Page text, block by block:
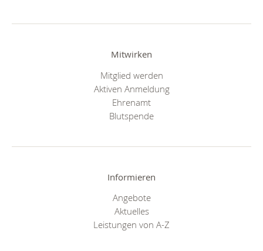
Mitwirken
Mitglied werden
Aktiven Anmeldung
Ehrenamt
Blutspende
Informieren
Angebote
Aktuelles
Leistungen von A-Z